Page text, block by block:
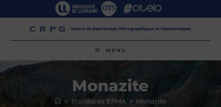
MENU
Monazite
> Standards EPMA > Monazite